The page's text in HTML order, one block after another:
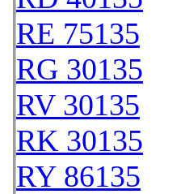
RE 75135
RG 30135
RV 30135
RK 30135
RY 86135